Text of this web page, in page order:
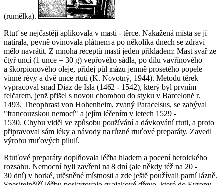
(rumělka).
Rtuť se nejčastěji aplikovala v masti - těrce. Nakažená místa se jí
natírala, pevně ovinovala plátnem a po několika dnech se zdraví
mělo navrátit. Z mnoha receptů mastí jeden příkladem: Mast svař ze
čtyř uncí (1 unce = 30 g) vepřového sádla, po dílu vavřínového
a škorpionového oleje, přidej půl mázu jemně prosetého popele
vinné révy a dvě unce rtuti (K. Novotný, 1944). Metodu těrek
vypracoval snad Diaz de Isla (1462 - 1542), který byl prvním
felčarem, jenž přišel s novou chorobou do styku v Barceloně r.
1493. Theophrast von Hohenheim, zvaný Paracelsus, se zabýval
"francouzskou nemocí" a jejím léčením v letech 1529 -
1530. Chybu viděl ve způsobu používání a dávkování rtuti, a proto
připravoval sám léky a návody na různé rtuťové preparáty. Zavedl
výrobu rtuťových pilulí.
Rtuťové preparáty doplňovala léčba hladem a pocení heroického
rozsahu. Nemocní byli zavřeni na 8 dní (ale někdy též na 20 -
30 dní) v horké, utěsněné místnosti a zde ještě používali parní lázně.